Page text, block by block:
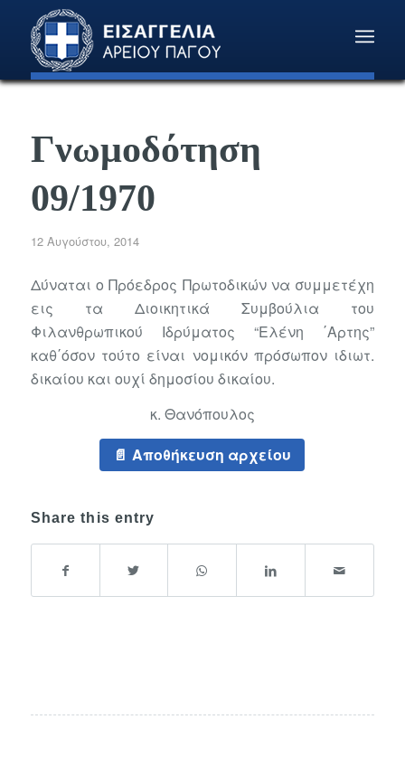
Γνωμοδότηση
09/1970
12 Αυγούστου, 2014
Δύναται ο Πρόεδρος Πρωτοδικών να συμμετέχη
εις τα Διοικητικά Συμβούλια του
Φιλανθρωπικού Ιδρύματος “Ελένη ΄Αρτης”
καθ΄όσον τούτο είναι νομικόν πρόσωπον ιδιωτ.
δικαίου και ουχί δημοσίου δικαίου.
κ. Θανόπουλος
Αποθήκευση αρχείου
Share this entry